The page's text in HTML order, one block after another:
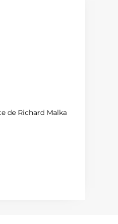
de Richard Malka